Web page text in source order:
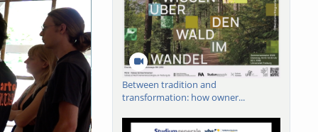
Between tradition and
transformation: how owner...